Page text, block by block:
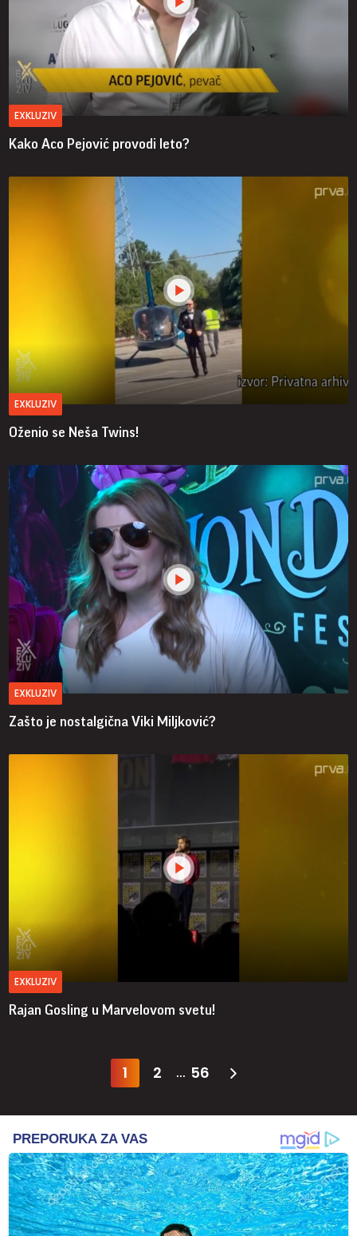
EXKLUZIV
Kako Aco Pejović provodi leto?
EXKLUZIV
Oženio se Neša Twins!
EXKLUZIV
Zašto je nostalgična Viki Miljković?
EXKLUZIV
Rajan Gosling u Marvelovom svetu!
1 2 ... 56